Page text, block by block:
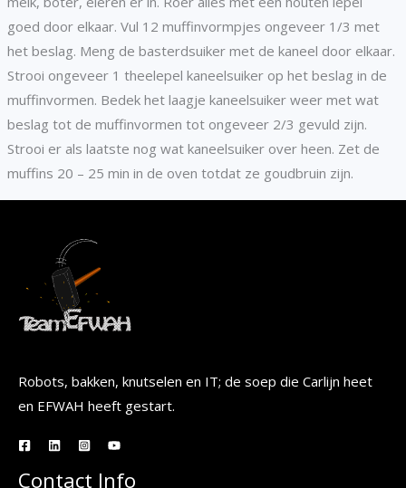
goed door elkaar. Vul 12 muffinvormpjes ongeveer 1/3 met
het beslag. Meng de basterdsuiker met de kaneel door elkaar.
Strooi ongeveer 1 theelepel kaneelsuiker op het beslag in de
muffinvormen. Bedek het laagje kaneelsuiker weer met wat
beslag tot de muffinvormen tot ongeveer 2/3 gevuld zijn.
Strooi er als laatste nog wat kaneelsuiker over heen. Zet de
muffins 20 – 25 min in de oven totdat ze goudbruin zijn.
Robots, bakken, knutselen en IT; de soep die Carlijn heet
en EFWAH heeft gestart.
Contact Info